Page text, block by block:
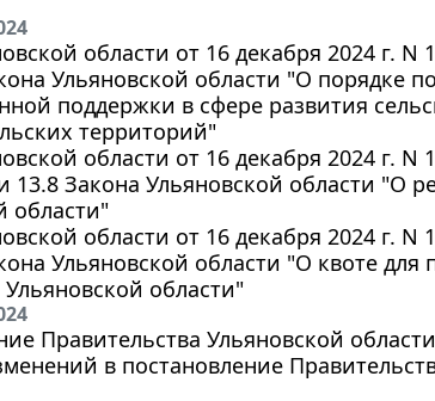
области от 16 декабря 2024 г.
Ульяновской области "О порядке
поддержки в сфере развития
территорий"
области от 16 декабря 2024 г.
13.8 Закона Ульяновской области "О
области"
области от 16 декабря 2024 г.
Ульяновской области "О квоте
области"
Правительства Ульяновской
в постановление